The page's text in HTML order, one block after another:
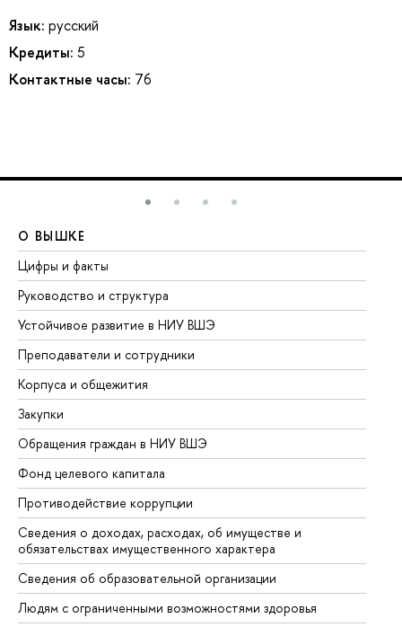
Язык: русский
Кредиты: 5
Контактные часы: 76
О ВЫШКЕ
Цифры и факты
Руководство и структура
Устойчивое развитие в НИУ ВШЭ
Преподаватели и сотрудники
Корпуса и общежития
Закупки
Обращения граждан в НИУ ВШЭ
Фонд целевого капитала
Противодействие коррупции
Сведения о доходах, расходах, об имуществе и
обязательствах имущественного характера
Сведения об образовательной организации
Людям с ограниченными возможностями здоровья